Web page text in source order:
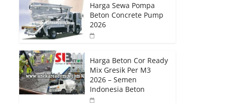
Harga Sewa Pompa
Beton Concrete Pump
2026
Harga Beton Cor Ready
Mix Gresik Per M3
2026 – Semen
Indonesia Beton